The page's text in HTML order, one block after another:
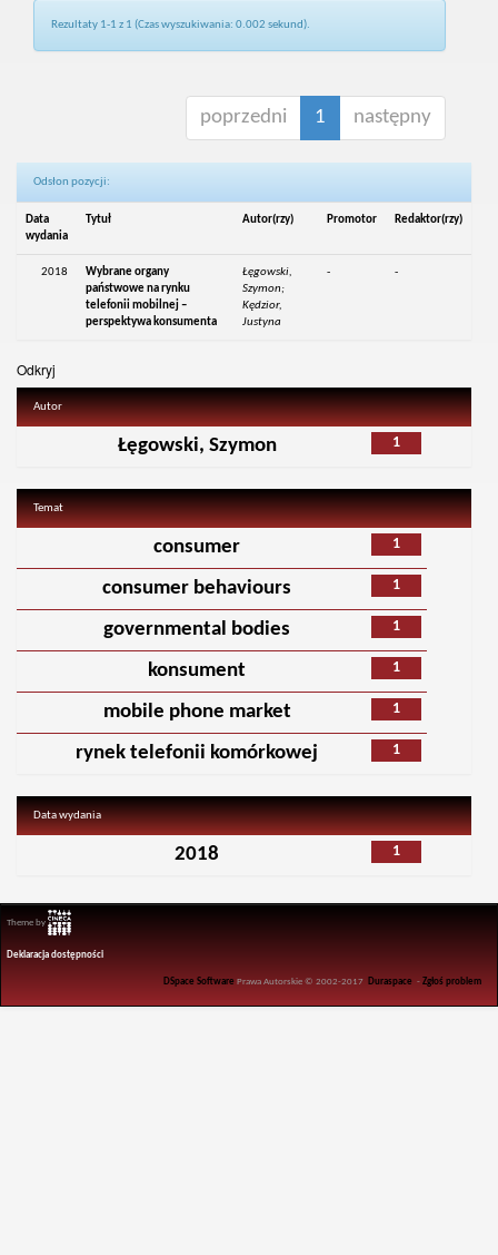
Rezultaty 1-1 z 1 (Czas wyszukiwania: 0.002 sekund).
poprzedni 1 następny
Odsłon pozycji:
Data
wydania
Tytuł Autor(rzy) Promotor Redaktor(rzy)
2018
Wybrane organy
państwowe na rynku
telefonii mobilnej –
perspektywa konsumenta
Łęgowski,
Szymon;
Kędzior,
Justyna
- -
Odkryj
Autor
1
Łęgowski, Szymon
Temat
1
consumer
1
consumer behaviours
1
governmental bodies
1
konsument
1
mobile phone market
1
rynek telefonii komórkowej
Data wydania
1
2018
Theme by
Deklaracja dostępności
DSpace Software Prawa Autorskie © 2002-2017 Duraspace -Zgłoś problem